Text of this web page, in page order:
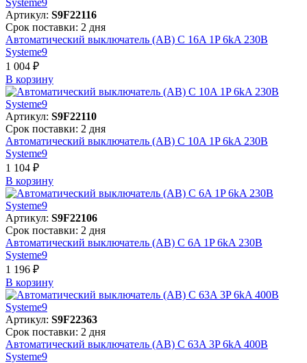
Артикул: S9F22116
Срок поставки: 2 дня
Автоматический выключатель (АВ) C 16A 1P 6kA 230В
Systeme9
1 004 ₽
В корзинy
Артикул: S9F22110
Срок поставки: 2 дня
Автоматический выключатель (АВ) C 10A 1P 6kA 230В
Systeme9
1 104 ₽
В корзинy
Артикул: S9F22106
Срок поставки: 2 дня
Автоматический выключатель (АВ) C 6A 1P 6kA 230В
Systeme9
1 196 ₽
В корзинy
Артикул: S9F22363
Срок поставки: 2 дня
Автоматический выключатель (АВ) C 63A 3P 6kA 400В
Systeme9